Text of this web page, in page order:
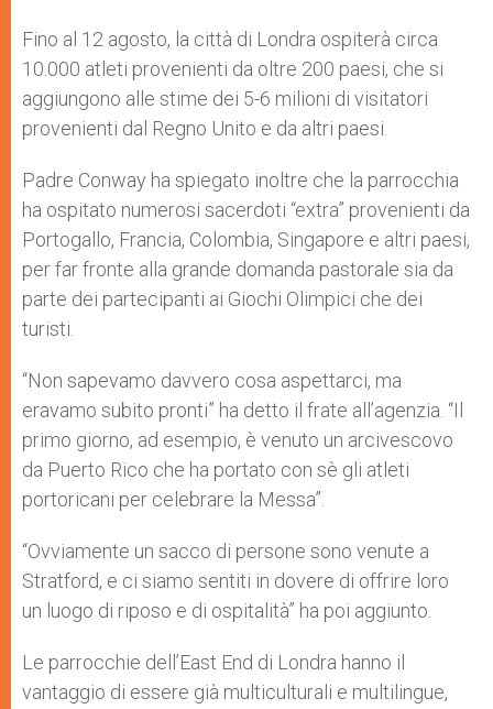
Fino al 12 agosto, la città di Londra ospiterà circa
10.000 atleti provenienti da oltre 200 paesi, che si
aggiungono alle stime dei 5-6 milioni di visitatori
provenienti dal Regno Unito e da altri paesi.
Padre Conway ha spiegato inoltre che la parrocchia
ha ospitato numerosi sacerdoti “extra” provenienti da
Portogallo, Francia, Colombia, Singapore e altri paesi,
per far fronte alla grande domanda pastorale sia da
parte dei partecipanti ai Giochi Olimpici che dei
turisti.
“Non sapevamo davvero cosa aspettarci, ma
eravamo subito pronti” ha detto il frate all’agenzia. “Il
primo giorno, ad esempio, è venuto un arcivescovo
da Puerto Rico che ha portato con sè gli atleti
portoricani per celebrare la Messa”.
“Ovviamente un sacco di persone sono venute a
Stratford, e ci siamo sentiti in dovere di offrire loro
un luogo di riposo e di ospitalità” ha poi aggiunto.
Le parrocchie dell’East End di Londra hanno il
vantaggio di essere già multiculturali e multilingue,